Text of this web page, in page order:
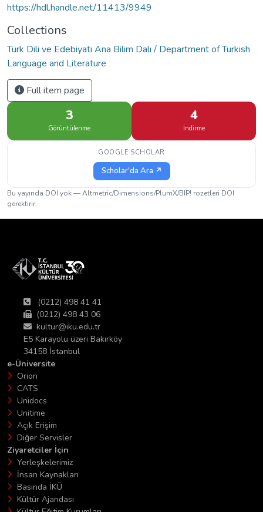
https://hdl.handle.net/11413/9949
Collections
Türk Dili ve Edebiyatı Ana Bilim Dalı / Department of Turkish
Language and Literature
Full item page
3
Görüntülenme
4
İndirme
GOOGLE SCHOLAR
Scholar'da Ara ↗
Bu yayında DOI yok — Altmetric/Dimensions/PlumX/BIP! rozetleri DOI
gerektirir.
(0212) 498 41 41
(0212) 498 43 06
kultur@iku.edu.tr
E5 Karayolu üzeri Bakırköy
34158 İstanbul
e-Üniversite
Orion
CATS
Unidocs
Unitime
Açık Erişim
Diğer Servisler
Ziyaretciler İçin
Yerleşkelerimiz
İnsan Kaynakları
Basında İKÜ
Kültür Ajandası